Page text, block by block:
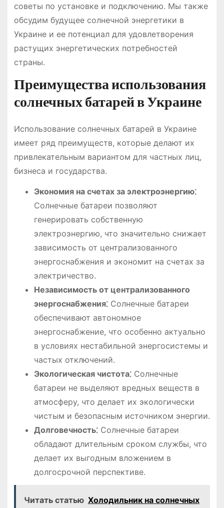
советы по установке и подключению. Мы также
обсудим будущее солнечной энергетики в
Украине и ее потенциал для удовлетворения
растущих энергетических потребностей
страны.
Преимущества использования
солнечных батарей в Украине
Использование солнечных батарей в Украине
имеет ряд преимуществ, которые делают их
привлекательным вариантом для частных лиц,
бизнеса и государства.
Экономия на счетах за электроэнергию⁚
Солнечные батареи позволяют
генерировать собственную
электроэнергию, что значительно снижает
зависимость от централизованного
энергоснабжения и экономит на счетах за
электричество.
Независимость от централизованного
энергоснабжения⁚Солнечные батареи
обеспечивают автономное
энергоснабжение, что особенно актуально
в условиях нестабильной энергосистемы и
частых отключений.
Экологическая чистота⁚Солнечные
батареи не выделяют вредных веществ в
атмосферу, что делает их экологически
чистым и безопасным источником энергии.
Долговечность⁚Солнечные батареи
обладают длительным сроком службы, что
делает их выгодным вложением в
долгосрочной перспективе.
Читать статью Холодильник на солнечных